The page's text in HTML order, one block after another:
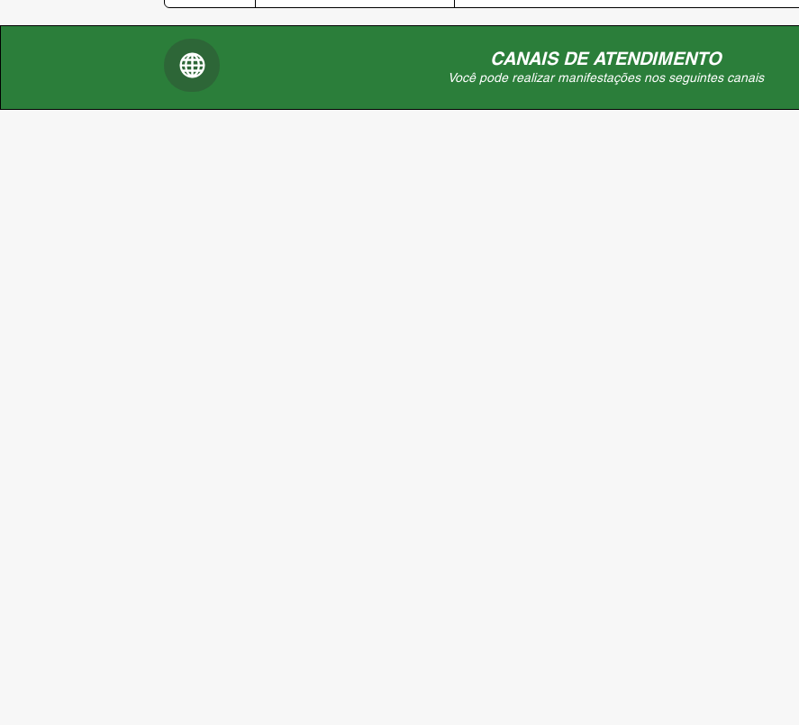
CANAIS DE ATENDIMENTO
Você pode realizar manifestações nos seguintes canais